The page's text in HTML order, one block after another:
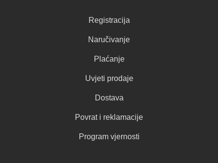
Registracija
Naručivanje
Plaćanje
Uvjeti prodaje
Dostava
Povrat i reklamacije
Program vjernosti